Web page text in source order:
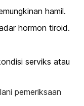
hamil.
hormon tiroid.
serviks atau
pemeriksaan